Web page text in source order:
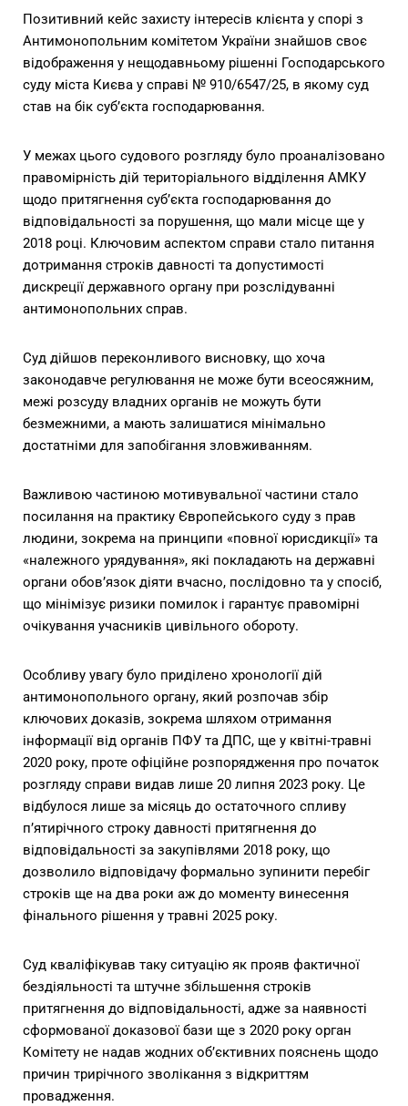
Позитивний кейс захисту інтересів клієнта у спорі з
Антимонопольним комітетом України знайшов своє
відображення у нещодавньому рішенні Господарського
суду міста Києва у справі № 910/6547/25, в якому суд
став на бік суб’єкта господарювання.
У межах цього судового розгляду було проаналізовано
правомірність дій територіального відділення АМКУ
щодо притягнення суб’єкта господарювання до
відповідальності за порушення, що мали місце ще у
2018 році. Ключовим аспектом справи стало питання
дотримання строків давності та допустимості
дискреції державного органу при розслідуванні
антимонопольних справ.
Суд дійшов переконливого висновку, що хоча
законодавче регулювання не може бути всеосяжним,
межі розсуду владних органів не можуть бути
безмежними, а мають залишатися мінімально
достатніми для запобігання зловживанням.
Важливою частиною мотивувальної частини стало
посилання на практику Європейського суду з прав
людини, зокрема на принципи «повної юрисдикції» та
«належного урядування», які покладають на державні
органи обов’язок діяти вчасно, послідовно та у спосіб,
що мінімізує ризики помилок і гарантує правомірні
очікування учасників цивільного обороту.
Особливу увагу було приділено хронології дій
антимонопольного органу, який розпочав збір
ключових доказів, зокрема шляхом отримання
інформації від органів ПФУ та ДПС, ще у квітні-травні
2020 року, проте офіційне розпорядження про початок
розгляду справи видав лише 20 липня 2023 року. Це
відбулося лише за місяць до остаточного спливу
п’ятирічного строку давності притягнення до
відповідальності за закупівлями 2018 року, що
дозволило відповідачу формально зупинити перебіг
строків ще на два роки аж до моменту винесення
фінального рішення у травні 2025 року.
Суд кваліфікував таку ситуацію як прояв фактичної
бездіяльності та штучне збільшення строків
притягнення до відповідальності, адже за наявності
сформованої доказової бази ще з 2020 року орган
Комітету не надав жодних об’єктивних пояснень щодо
причин трирічного зволікання з відкриттям
провадження.